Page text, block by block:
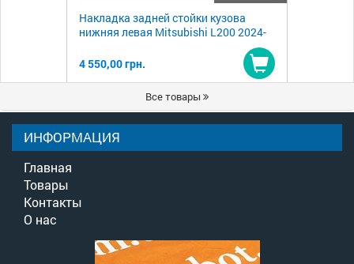
Накладка задней стойки кузова
нижняя левая Mitsubishi L200 2024-
4 550,00 грн.
Купить
Все товары
ИНФОРМАЦИЯ
Главная
Товары
Контакты
О нас